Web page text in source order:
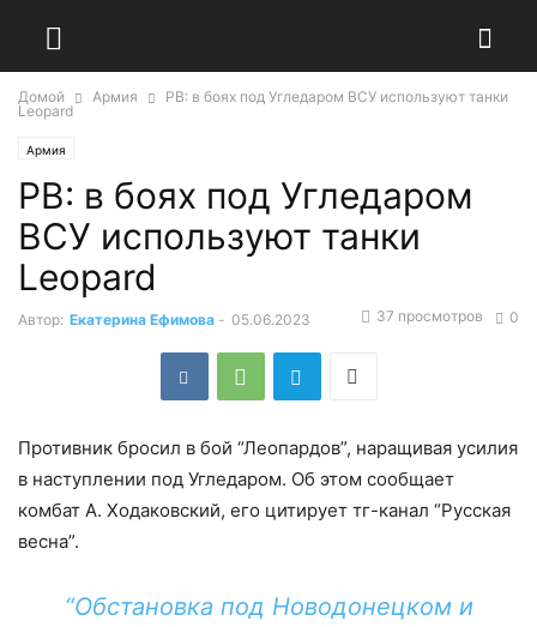
Домой Армия
РВ: в боях под Угледаром ВСУ используют танки
Leopard
Армия
РВ: в боях под Угледаром
ВСУ используют танки
Leopard
Автор: Екатерина Ефимова - 05.06.2023 0
37 просмотров
Противник бросил в бой “Леопардов”, наращивая усилия
в наступлении под Угледаром. Об этом сообщает
комбат А. Ходаковский, его цитирует тг-канал “Русская
весна”.
“Обстановка под Новодонецком и